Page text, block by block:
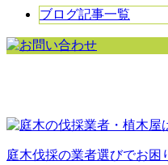
ブログ記事一覧
庭木伐採の業者選びでお困